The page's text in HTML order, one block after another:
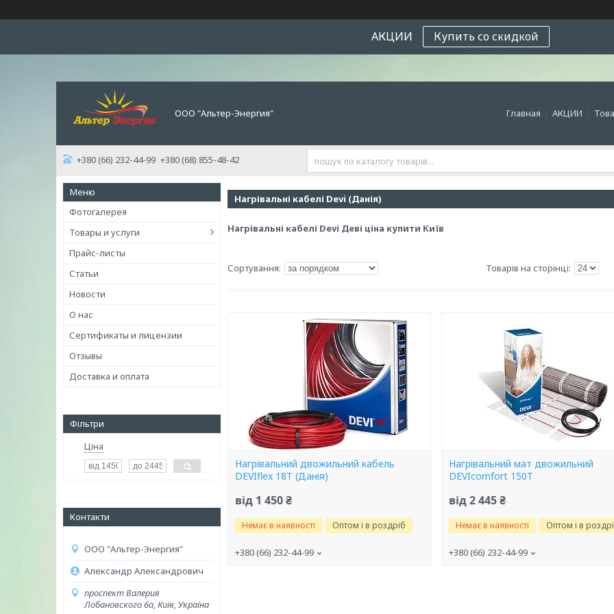
АКЦИИ Купить со скидкой
ООО "Альтер-Энергия" Главная АКЦИИ
+380 (66) 232-44-99 +380 (68) 855-48-42
Фотогалерея
Товары и услуги
Прайс-листы
Статьи
Новости
О нас
Сертификаты и лицензии
Отзывы
Доставка и оплата
Фільтри
Ціна
Контакти
ООО "Альтер-Энергия"
Александр Александрович
проспект Валерия
Лобановского 6а, Київ, Україна
Нагрівальні кабелі Devi (Данія)
Нагрівальні кабелі Devi Деві ціна купити Київ
Нагрівальний двожильний кабель
DEVIflex 18T (Данія)
від 1 450 ₴
Немає в наявності Оптом і в роздріб
+380 (66) 232-44-99
Нагрівальний мат двожильний
DEVIcomfort 150T
від 2 445 ₴
Немає в наявності Оптом і в
+380 (66) 232-44-99